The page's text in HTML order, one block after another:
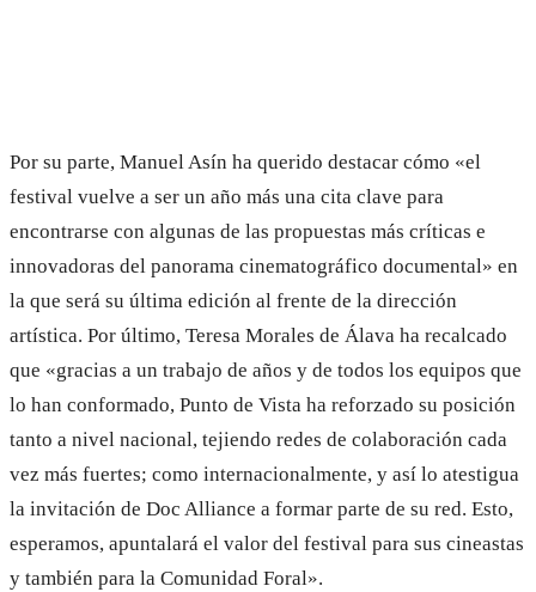
Por su parte, Manuel Asín ha querido destacar cómo «el
festival vuelve a ser un año más una cita clave para
encontrarse con algunas de las propuestas más críticas e
innovadoras del panorama cinematográfico documental» en
la que será su última edición al frente de la dirección
artística. Por último, Teresa Morales de Álava ha recalcado
que «gracias a un trabajo de años y de todos los equipos que
lo han conformado, Punto de Vista ha reforzado su posición
tanto a nivel nacional, tejiendo redes de colaboración cada
vez más fuertes; como internacionalmente, y así lo atestigua
la invitación de Doc Alliance a formar parte de su red. Esto,
esperamos, apuntalará el valor del festival para sus cineastas
y también para la Comunidad Foral».